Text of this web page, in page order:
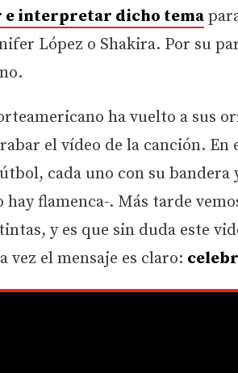
interpretar dicho tema
López o Shakira. Por su
ha vuelto a sus
el vídeo de la canción.
cada uno con su
hay flamenca-. Más tarde
y es que sin duda este
vez el mensaje es claro: